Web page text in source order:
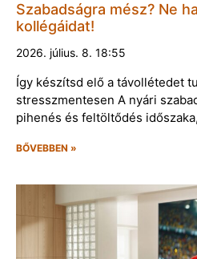
Szabadságra mész? Ne
kollégáidat!
2026. július. 8. 18:55
Így készítsd elő a távollétedet
stresszmentesen A nyári
pihenés és feltöltődés
BŐVEBBEN »